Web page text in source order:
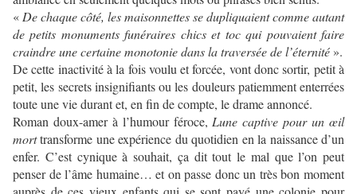
« De chaque côté, les maisonnettes se dupliquaient comme autant
de petits monuments funéraires chics et toc qui pouvaient faire
craindre une certaine monotonie dans la traversée de l’éternité ».
De cette inactivité à la fois voulu et forcée, vont donc sortir, petit à
petit, les secrets insignifiants ou les douleurs patiemment enterrées
toute une vie durant et, en fin de compte, le drame annoncé.
Roman doux-amer à l’humour féroce, Lune captive pour un œil
morttransforme une expérience du quotidien en la naissance d’un
enfer. C’est cynique à souhait, ça dit tout le mal que l’on peut
penser de l’âme humaine… et on passe donc un très bon moment